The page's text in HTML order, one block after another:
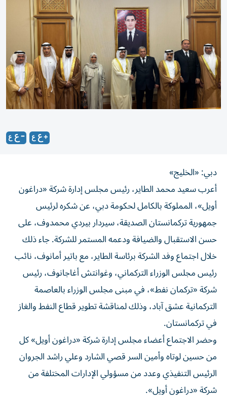
دبي: «الخليج»
أعرب سعيد محمد الطاير، رئيس مجلس إدارة شركة «دراغون
أويل»، المملوكة بالكامل لحكومة دبي، عن شكره لرئيس
جمهورية تركمانستان الصديقة، سيردار بيردي محمدوف، على
حسن الاستقبال والضيافة ودعمه المستمر للشركة. جاء ذلك
خلال اجتماع وفد الشركة برئاسة الطاير، مع باتير أمانوف، نائب
رئيس مجلس الوزراء التركماني، وغوانتش أغاجانوف، رئيس
شركة «تركمان نفط»، في مبنى مجلس الوزراء بالعاصمة
التركمانية عشق آباد، وذلك لمناقشة تطوير قطاع النفط والغاز
في تركمانستان.
وحضر الاجتماع أعضاء مجلس إدارة شركة «دراغون أويل» كل
من حسين لوتاه وأمين السر قصي الشارد وعلي راشد الجروان
الرئيس التنفيذي وعدد من مسؤولي الإدارات المختلفة من
شركة «دراغون أويل».